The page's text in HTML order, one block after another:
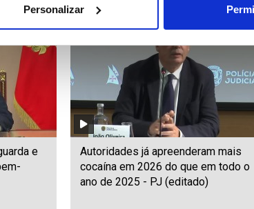
Personalizar
e
Autoridades já apreenderam mais
cocaína em 2026 do que em todo o
ano de 2025 - PJ (editado)